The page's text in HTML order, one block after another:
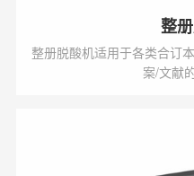
整
整册脱酸机适用于各类合订
案/文献